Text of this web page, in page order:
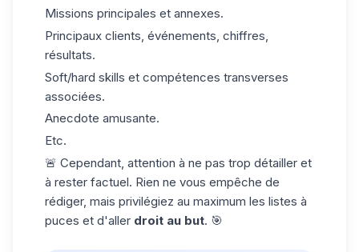
Missions principales et annexes.
Principaux clients, événements, chiffres,
résultats.
Soft/hard skills et compétences transverses
associées.
Anecdote amusante.
Etc.
🚨 Cependant, attention à ne pas trop détailler et
à rester factuel. Rien ne vous empêche de
rédiger, mais privilégiez au maximum les listes à
puces et d'aller droit au but. 🎯